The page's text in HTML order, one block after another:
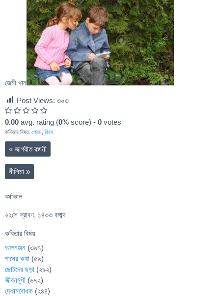
জেমী খান
Post Views: ৩০৩
0.00 avg. rating (0% score) - 0 votes
কবিতার বিষয়: প্রেম বিরহ
« জাগরীত রজনী
নীলিমা »
বর্ষাকাল
২২শে শ্রাবণ, ১৪৩৩ বঙ্গাব্দ
কবিতার বিষয়
আপনজন (৩৯৭)
গানের কথা (৫৯)
ছোটদের ছড়া (২৯২)
জীবনমুখী (৬৭২)
দেশাত্মবোধক (২৪৪)